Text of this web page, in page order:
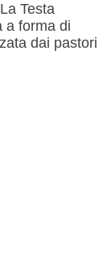
Testa
a forma di
dai pastori